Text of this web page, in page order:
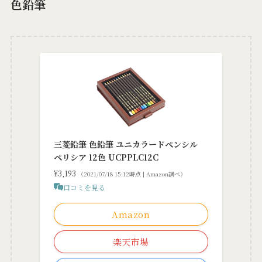
色鉛筆
三菱鉛筆 色鉛筆 ユニカラードペンシル
ペリシア 12色 UCPPLC12C
¥3,193 （2021/07/18 15:12時点 | Amazon調べ）
口コミを見る
Amazon
楽天市場